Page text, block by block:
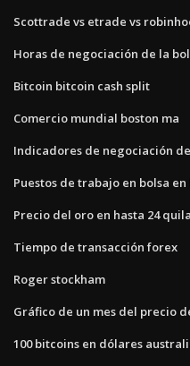
Scottrade vs etrade vs
Horas de negociación de la
Bitcoin bitcoin cash split
Comercio mundial boston ma
Indicadores de negociación
Puestos de trabajo en bolsa
Precio del oro en hasta 24
Tiempo de transacción forex
Roger stockham
Gráfico de un mes del precio
100 bitcoins en dólares